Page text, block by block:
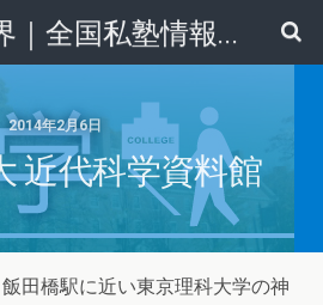
月刊私塾界｜全国私塾情報センター
2014年2月6日
近代科学資料館
田橋駅に近い東京理科大学の神